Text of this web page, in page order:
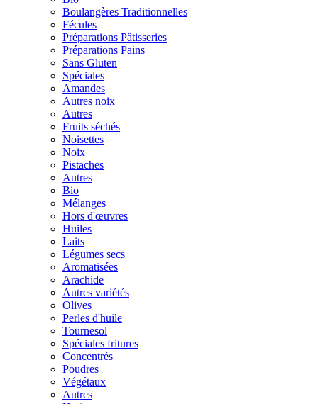
Boulangères Traditionnelles
Fécules
Préparations Pâtisseries
Préparations Pains
Sans Gluten
Spéciales
Amandes
Autres noix
Autres
Fruits séchés
Noisettes
Noix
Pistaches
Autres
Bio
Mélanges
Hors d'œuvres
Huiles
Laits
Légumes secs
Aromatisées
Arachide
Autres variétés
Olives
Perles d'huile
Tournesol
Spéciales fritures
Concentrés
Poudres
Végétaux
Autres